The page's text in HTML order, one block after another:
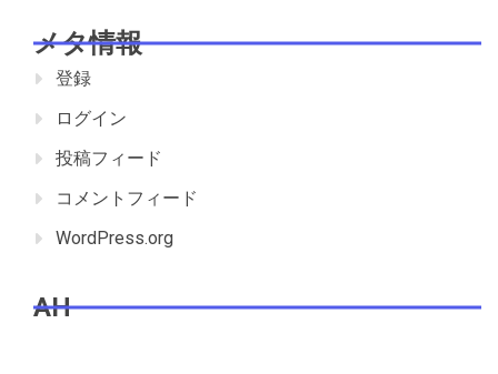
メタ情報
登録
ログイン
投稿フィード
コメントフィード
WordPress.org
AH